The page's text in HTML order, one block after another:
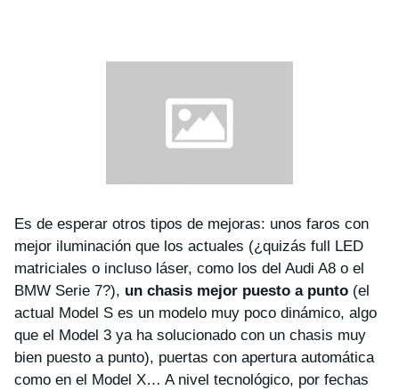
Es de esperar otros tipos de mejoras: unos faros con
mejor iluminación que los actuales (¿quizás full LED
matriciales o incluso láser, como los del Audi A8 o el
BMW Serie 7?), un chasis mejor puesto a punto (el
actual Model S es un modelo muy poco dinámico, algo
que el Model 3 ya ha solucionado con un chasis muy
bien puesto a punto), puertas con apertura automática
como en el Model X… A nivel tecnológico, por fechas